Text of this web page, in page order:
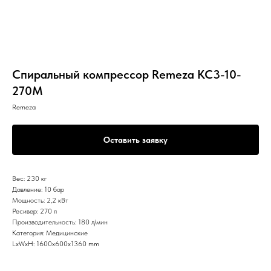
Спиральный компрессор Remeza КС3-10-
270М
Remeza
Оставить заявку
Вес: 230 кг
Давление: 10 бар
Мощность: 2,2 кВт
Ресивер: 270 л
Производительность: 180 л/мин
Категория: Медицинские
LxWxH: 1600x600x1360 mm